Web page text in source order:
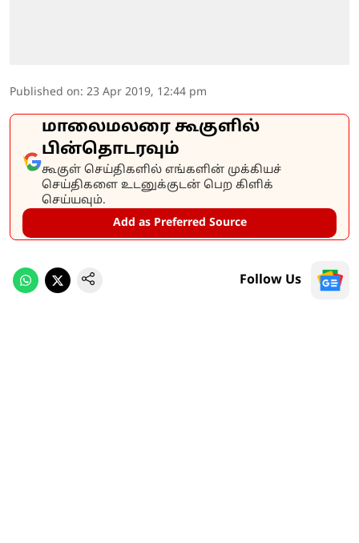
Published on: 23 Apr 2019, 12:44 pm
மாலைமலரை கூகுளில்
பின்தொடரவும்
கூகுள் செய்திகளில் எங்களின் முக்கியச்
செய்திகளை உடனுக்குடன் பெற கிளிக்
செய்யவும்.
Add as Preferred Source
Follow Us